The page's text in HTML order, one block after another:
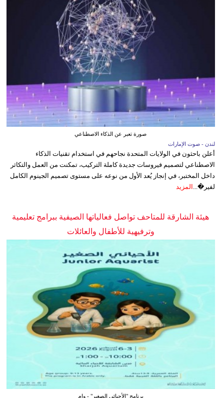
صورة تعبر عن الذكاء الاصطناعي
لندن - صوت الإمارات
أعلن باحثون في الولايات المتحدة نجاحهم في استخدام تقنيات الذكاء
الاصطناعي لتصميم فيروسات جديدة كاملة التركيب، تمكنت من العمل والتكاثر
داخل المختبر، في إنجاز يُعد الأول من نوعه على مستوى تصميم الجينوم الكامل
لفير�...
المزيد
هيئة الشارقة للمتاحف تواصل فعالياتها الصيفية ببرامج تعليمية
وترفيهية للأطفال والعائلات
برنامج "الأحيائي الصغير" - وام